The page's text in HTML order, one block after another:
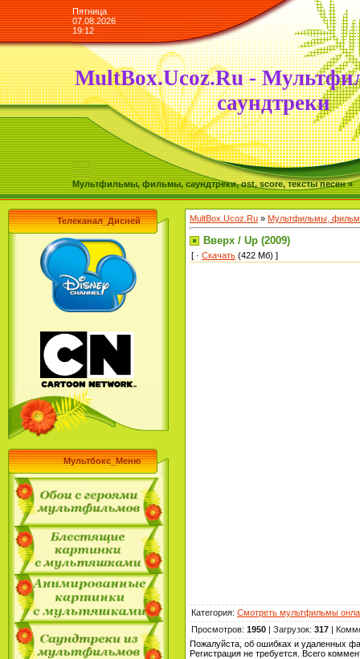
Пятница
07.08.2026
19:12
MultBox.Ucoz.Ru -
саундтреки
Мультфильмы, фильмы, саундтреки, ost, score, тексты песен »
Телеканал_Дисней
Мультбокс_Меню
MultBox.Ucoz.Ru » Мультфильмы,
Вверх / Up (2009)
[ · Скачать (422 Мб) ]
Категория: Смотреть мультфильмы
Просмотров: 1950 | Загрузок: 317 |
Пожалуйста, об ошибках и удаленных
Регистрация не требуется. Всего